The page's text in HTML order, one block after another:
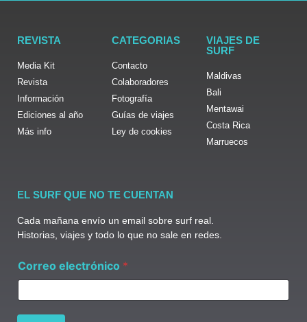
REVISTA
Media Kit
Revista
Información
Ediciones al año
Más info
CATEGORIAS
Contacto
Colaboradores
Fotografía
Guías de viajes
Ley de cookies
VIAJES DE
SURF
Maldivas
Bali
Mentawai
Costa Rica
Marruecos
EL SURF QUE NO TE CUENTAN
Cada mañana envío un email sobre surf real.
Historias, viajes y todo lo que no sale en redes.
*
C
Correo electrónico *